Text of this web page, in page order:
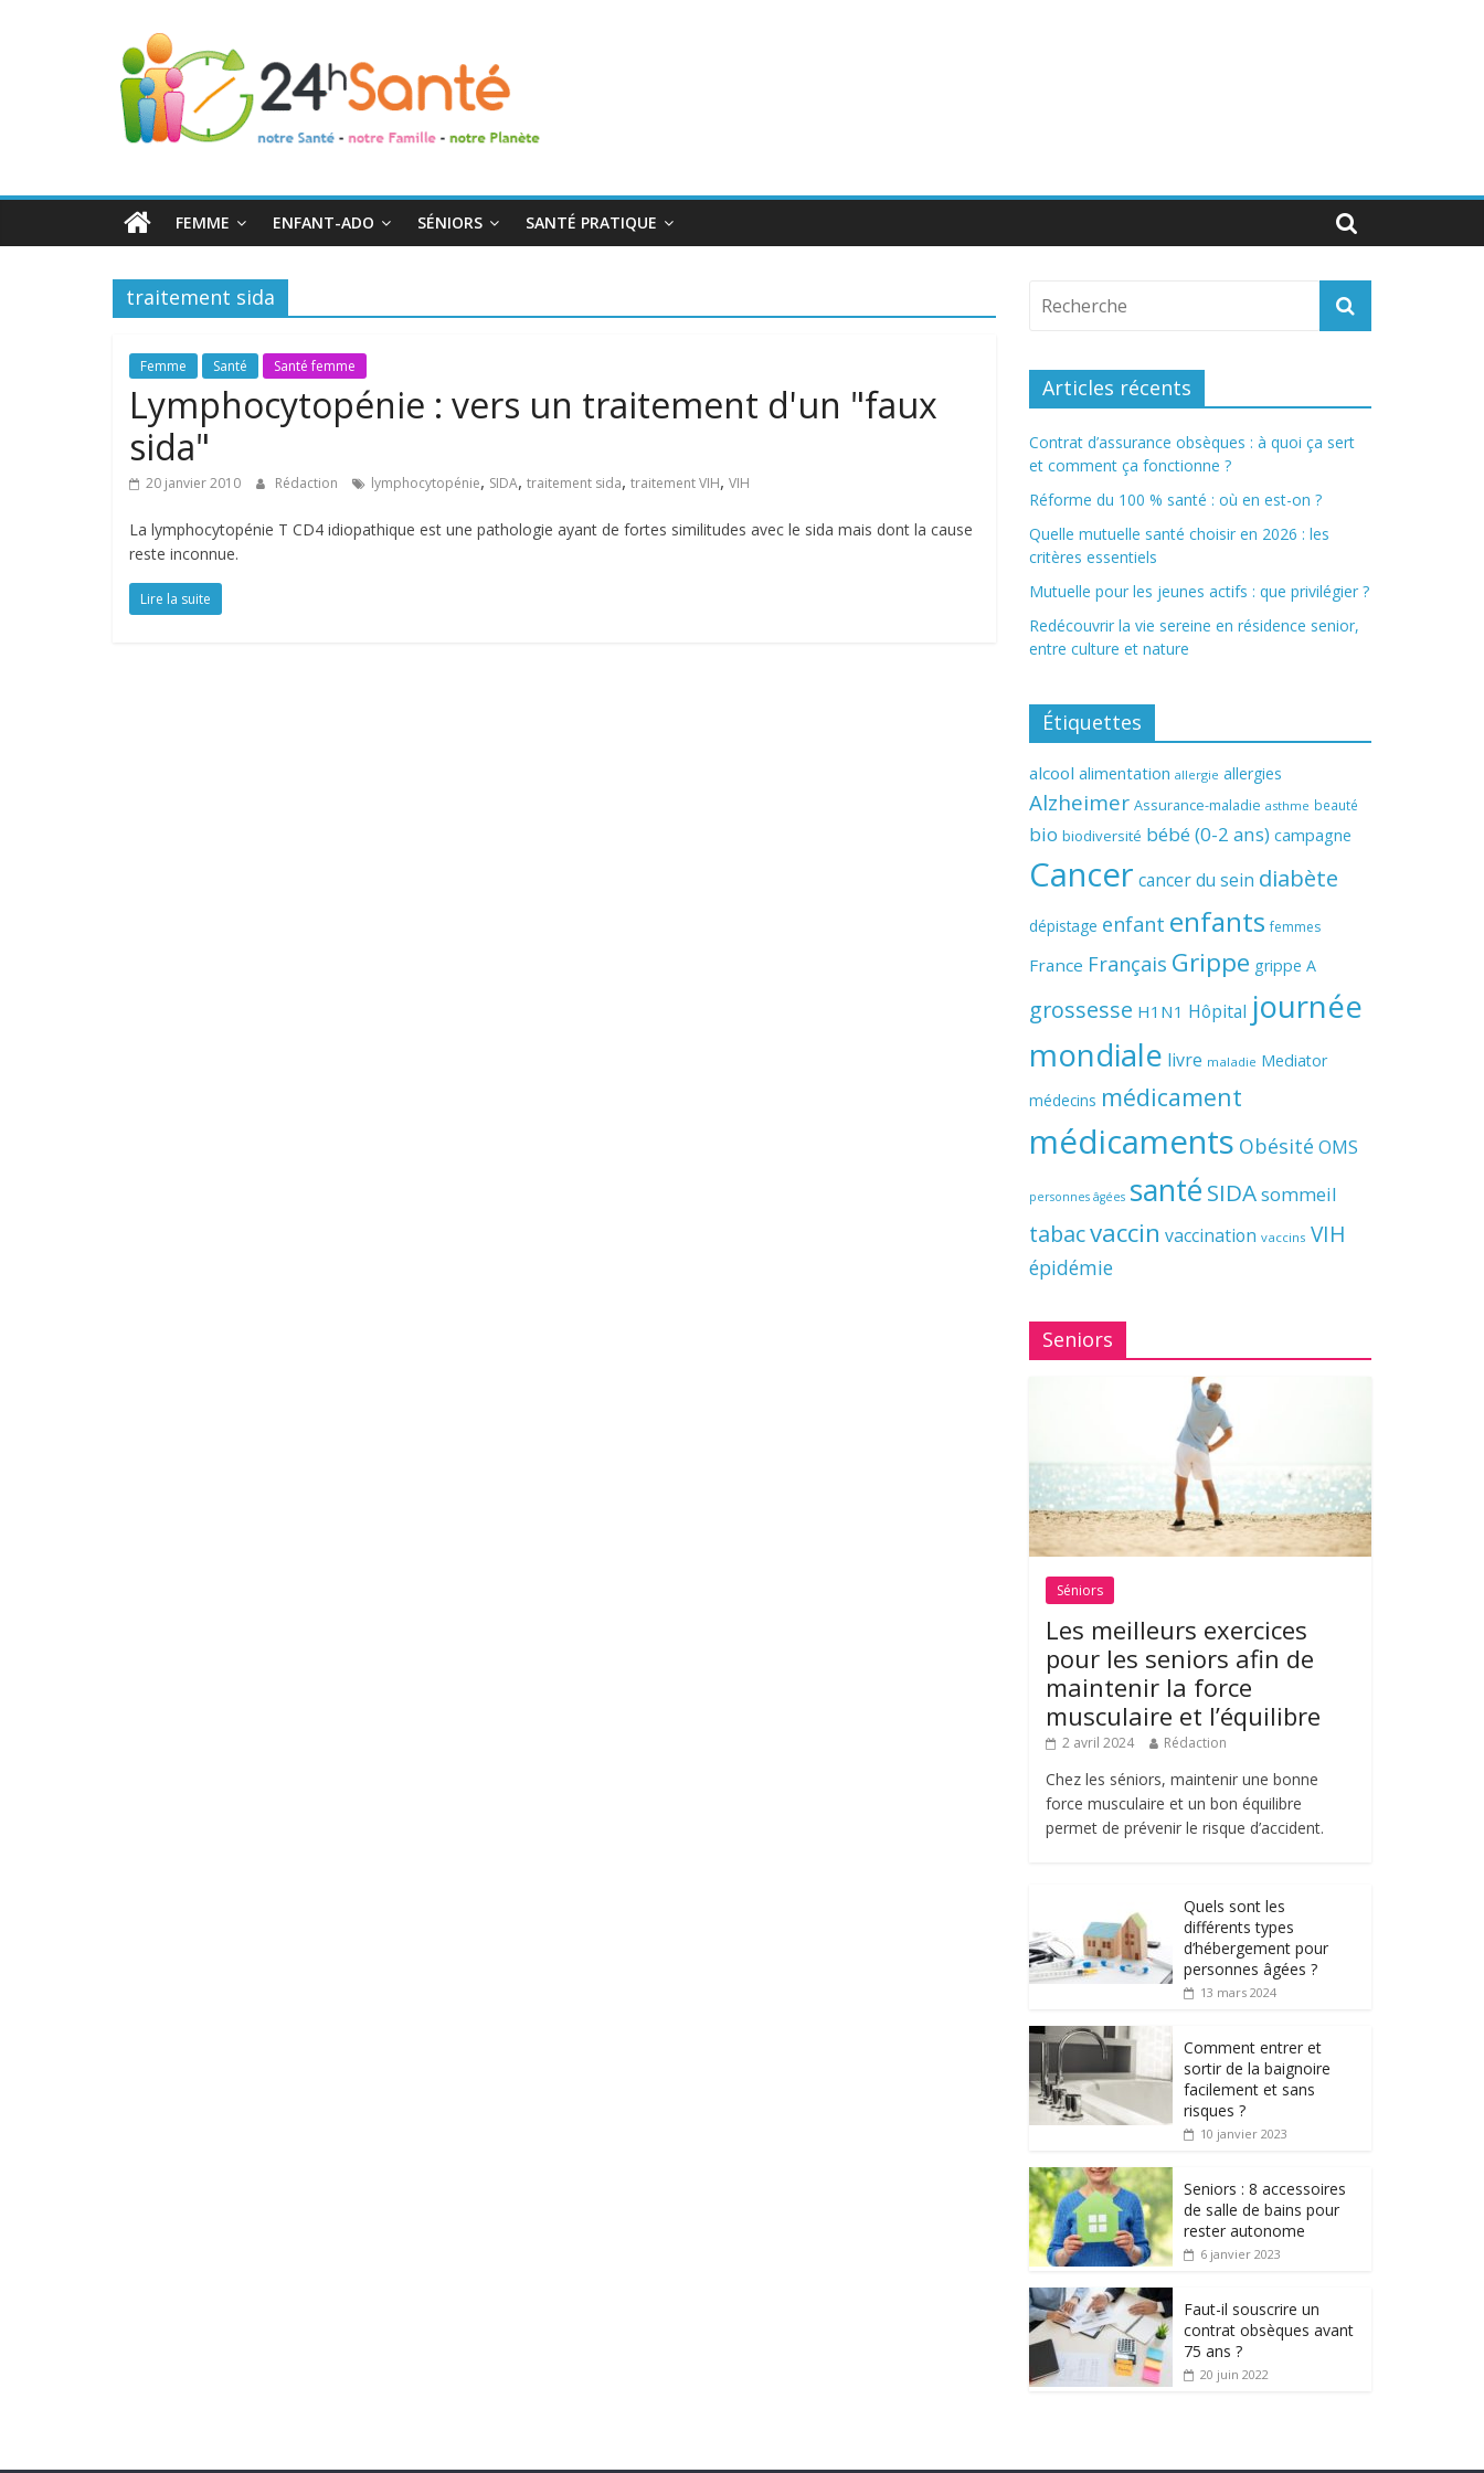
24h
Santé
toute
famille
FEMME ENFANT-ADO SÉNIORS SANTÉ PRATIQUE
traitement sida
Femme Santé Santé femme
Lymphocytopénie : vers un traitement d'un "faux
sida"
20 janvier 2010 Rédaction lymphocytopénie, SIDA, traitement sida, traitement VIH, VIH
La lymphocytopénie T CD4 idiopathique est une pathologie ayant de fortes similitudes avec le sida mais dont la cause
reste inconnue.
Lire la suite
Articles récents
Contrat d’assurance obsèques : à quoi ça sert
et comment ça fonctionne ?
Réforme du 100 % santé : où en est-on ?
Quelle mutuelle santé choisir en 2026 : les
critères essentiels
Mutuelle pour les jeunes actifs : que privilégier ?
Redécouvrir la vie sereine en résidence senior,
entre culture et nature
Étiquettes
alcool alimentation allergie allergies
Alzheimer Assurance-maladie asthme beauté
bio biodiversité bébé (0-2 ans) campagne
Cancer cancer du sein diabète
dépistage enfant enfants femmes
France Français Grippe grippe A
grossesse H1N1 Hôpital journée
mondiale livre maladie Mediator
médecins médicament
médicaments Obésité OMS
personnes âgées santé SIDAsommeil
tabacvaccin vaccination vaccins VIH
épidémie
Seniors
Séniors
Les meilleurs exercices
pour les seniors afin de
maintenir la force
musculaire et l’équilibre
2 avril 2024 Rédaction
Chez les séniors, maintenir une bonne
force musculaire et un bon équilibre
permet de prévenir le risque d’accident.
Quels sont les
différents types
d’hébergement pour
personnes âgées ?
13 mars 2024
Comment entrer et
sortir de la baignoire
facilement et sans
risques ?
10 janvier 2023
Seniors : 8 accessoires
de salle de bains pour
rester autonome
6 janvier 2023
Faut-il souscrire un
contrat obsèques avant
75 ans ?
20 juin 2022